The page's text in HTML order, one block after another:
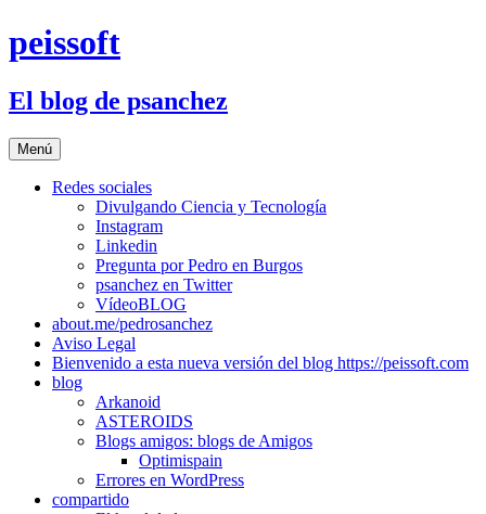
Saltar
al
peissoft
El blog de psanchez
Menú
Redes sociales
Divulgando Ciencia y Tecnología
Instagram
Linkedin
Pregunta por Pedro en Burgos
psanchez en Twitter
VídeoBLOG
about.me/pedrosanchez
Aviso Legal
Bienvenido a esta nueva versión del blog https://peissoft.com
blog
Arkanoid
ASTEROIDS
Blogs amigos: blogs de Amigos
Optimispain
Errores en WordPress
compartido